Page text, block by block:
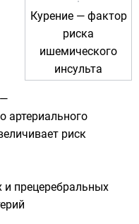
Курение — фактор
риска
ишемического
инсульта
—
артериального
риск
и прецеребральных